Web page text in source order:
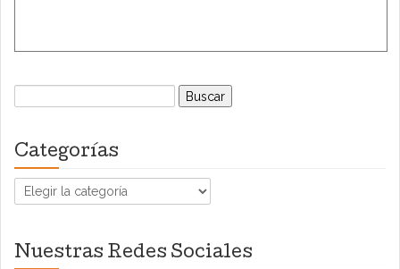
Buscar:
Categorías
Categorías
Nuestras Redes Sociales